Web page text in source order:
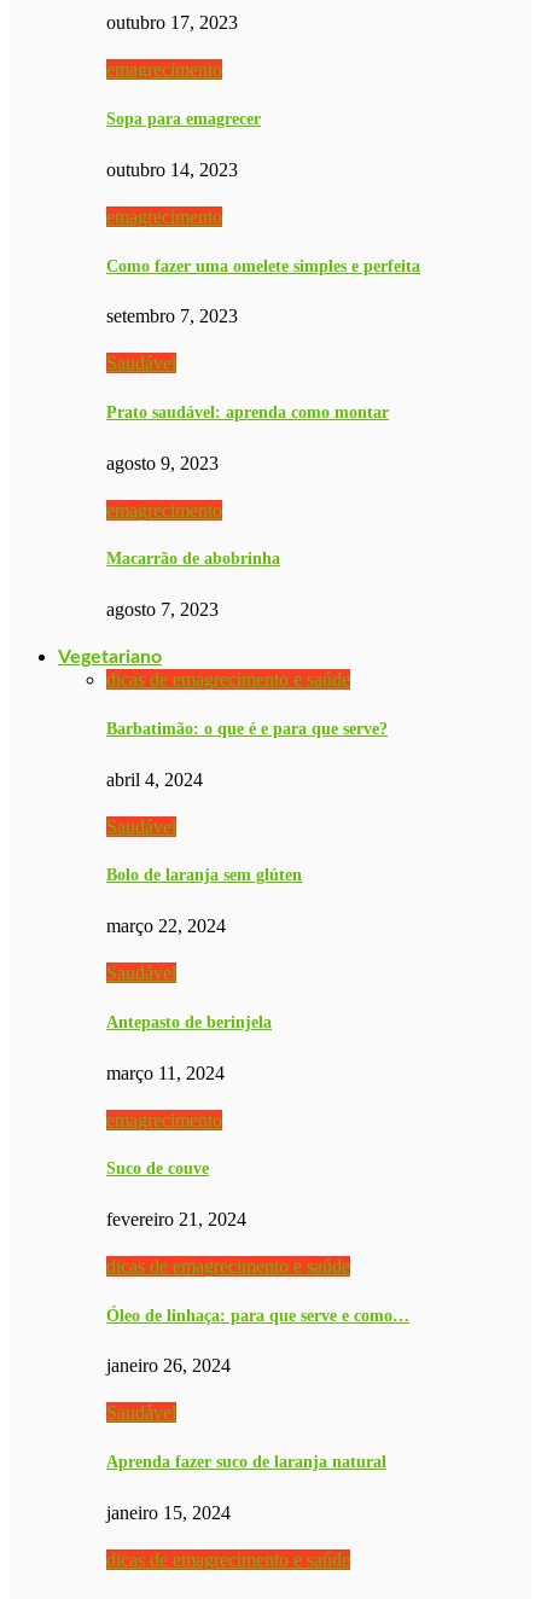
outubro 17, 2023
emagrecimento
Sopa para emagrecer
outubro 14, 2023
emagrecimento
Como fazer uma omelete simples e perfeita
setembro 7, 2023
Saudável
Prato saudável: aprenda como montar
agosto 9, 2023
emagrecimento
Macarrão de abobrinha
agosto 7, 2023
Vegetariano
dicas de emagrecimento e saúde
Barbatimão: o que é e para que serve?
abril 4, 2024
Saudável
Bolo de laranja sem glúten
março 22, 2024
Saudável
Antepasto de berinjela
março 11, 2024
emagrecimento
Suco de couve
fevereiro 21, 2024
dicas de emagrecimento e saúde
Óleo de linhaça: para que serve e como…
janeiro 26, 2024
Saudável
Aprenda fazer suco de laranja natural
janeiro 15, 2024
dicas de emagrecimento e saúde